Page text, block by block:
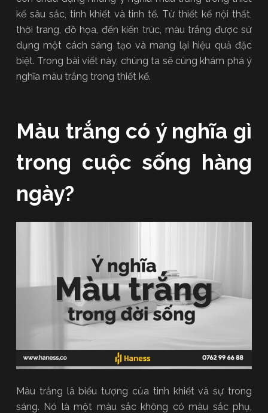
kế sâu sắc, tinh khiết và tinh tế. Từ thiết kế nội thất,
thời trang, đồ họa, đến kiến trúc, màu trắng được sử
dụng một cách sáng tạo và mang lại hiệu quả đặc
biệt. Trong bài viết này, chúng ta sẽ cùng khám phá ý
nghĩa màu trắng trong thiết kế.
Màu trắng có ý nghĩa gì
trong cuộc sống hàng
ngày?
Màu trắng là biểu tượng của tinh khiết và sự trong
sáng. Nó là một màu sắc không có màu sắc phụ,